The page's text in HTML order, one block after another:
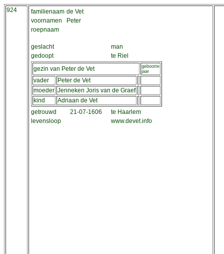
924 familienaam de Vet
voornamen
Peter
roepnaam
geslacht
man
gedoopt
te Riel
gezin van Peter de Vet
geboorte
jaar
vader
Peter de Vet
moeder Jenneken Joris van de Graef
kind
Adriaan de Vet
getrouwd
21-07-1606
te Haarlem
levensloop
www.devet.info